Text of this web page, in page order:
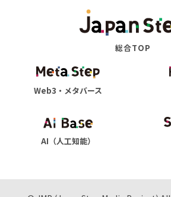
総合TOP
Web3・メタバース
AI（人工知能）